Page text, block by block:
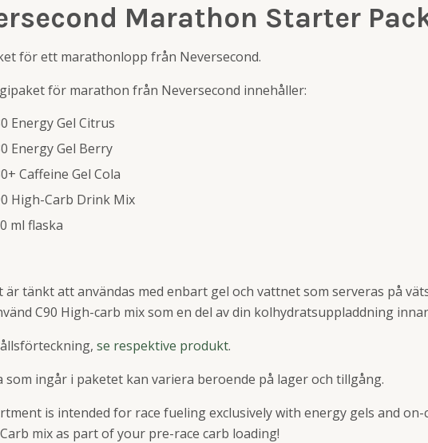
Marathon Starter
för ett marathonlopp från Neversecond.
för marathon från Neversecond innehåller:
Energy Gel Citrus
Energy Gel Berry
Caffeine Gel Cola
High-Carb Drink Mix
ml flaska
är tänkt att användas med enbart gel och vattnet som serveras på
C90 High-carb mix som en del av din kolhydratsuppladdning
se respektive produkt.
som ingår i paketet kan variera beroende på lager och tillgång.
is intended for race fueling exclusively with energy gels and
mix as part of your pre-race carb loading!